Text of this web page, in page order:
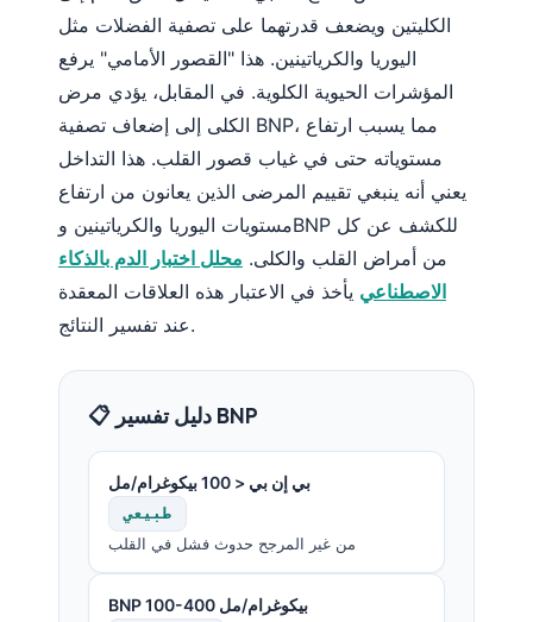
الكليتين ويضعف قدرتهما على تصفية الفضلات مثل
اليوريا والكرياتينين. هذا "القصور الأمامي" يرفع
المؤشرات الحيوية الكلوية. في المقابل، يؤدي مرض
الكلى إلى إضعاف تصفية BNP، مما يسبب ارتفاع
مستوياته حتى في غياب قصور القلب. هذا التداخل
يعني أنه ينبغي تقييم المرضى الذين يعانون من ارتفاع
مستويات اليوريا والكرياتينين وBNP للكشف عن كل
من أمراض القلب والكلى. محلل اختبار الدم بالذكاء
الاصطناعي يأخذ في الاعتبار هذه العلاقات المعقدة
عند تفسير النتائج.
📋 دليل تفسير BNP
بي إن بي < 100 بيكوغرام/مل
طبيعي
من غير المرجح حدوث فشل في القلب
BNP 100-400 بيكوغرام/ملBahasa Indonesia
Հայերեն
Íslenska
Српски језик
Svenska
Bosanski
Azərbaycan dili
Eesti
日本語
Čeština
ქართული
Русский
Lietuvių kalba
Polski
한국어
Slovenščina